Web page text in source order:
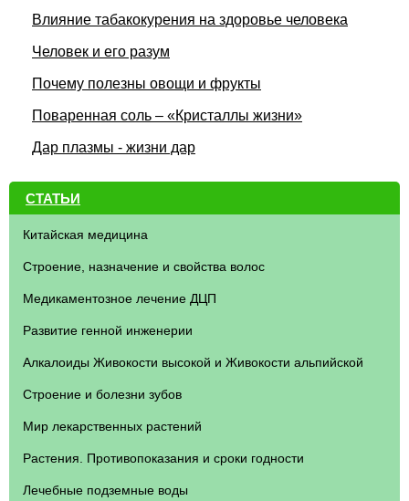
СТАТЬИ
Китайская медицина
Строение, назначение и свойства волос
Медикаментозное лечение ДЦП
Развитие генной инженерии
Алкалоиды Живокости высокой и Живокости альпийской
Строение и болезни зубов
Мир лекарственных растений
Растения. Противопоказания и сроки годности
Лечебные подземные воды
Влияние табакокурения на здоровье человека
Человек и его разум
Почему полезны овощи и фрукты
Поваренная соль – «Кристаллы жизни»
Дар плазмы - жизни дар